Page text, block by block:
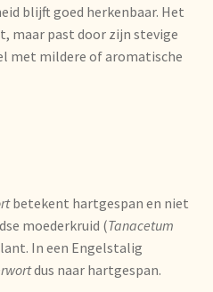
blijft goed herkenbaar. Het
maar past door zijn stevige
met mildere of aromatische
betekent hartgespan en niet
moederkruid (Tanacetum
In een Engelstalig
dus naar hartgespan.